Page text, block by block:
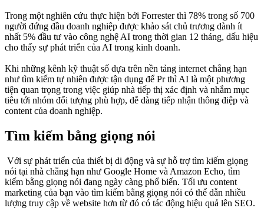
Trong một nghiên cứu thực hiện bởi Forrester thì 78% trong số 700
người đứng đầu doanh nghiệp được khảo sát chủ trương dành ít
nhất 5% đầu tư vào công nghệ AI trong thời gian 12 tháng, dấu hiệu
cho thấy sự phát triển của AI trong kinh doanh.
Khi những kênh kỹ thuật số dựa trên nền tảng internet chẳng hạn
như tìm kiếm tự nhiên được tận dụng để Pr thì AI là một phương
tiện quan trọng trong việc giúp nhà tiếp thị xác định và nhắm mục
tiêu tới nhóm đối tượng phù hợp, dễ dàng tiếp nhận thông điệp và
content của doanh nghiệp.
Tìm kiếm bằng giọng nói
Với sự phát triển của thiết bị di động và sự hỗ trợ tìm kiếm giọng
nói tại nhà chẳng hạn như Google Home và Amazon Echo, tìm
kiếm bằng giọng nói đang ngày càng phổ biến. Tối ưu content
marketing của bạn vào tìm kiếm bằng giọng nói có thể dẫn nhiều
lượng truy cập về website hơn từ đó có tác động hiệu quả lên SEO.